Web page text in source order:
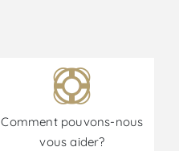
Comment pouvons-nous
vous aider?